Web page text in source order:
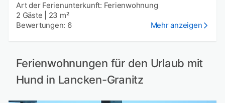
Art der Ferienunterkunft: Ferienwohnung
2 Gäste
23 m²
Bewertungen: 6
Mehr anzeigen
Ferienwohnungen für den Urlaub mit
Hund in Lancken-Granitz